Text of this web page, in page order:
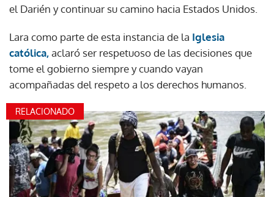
el Darién y continuar su camino hacia Estados Unidos.
Lara como parte de esta instancia de la Iglesia
católica,aclaró ser respetuoso de las decisiones que
tome el gobierno siempre y cuando vayan
acompañadas del respeto a los derechos humanos.
RELACIONADO